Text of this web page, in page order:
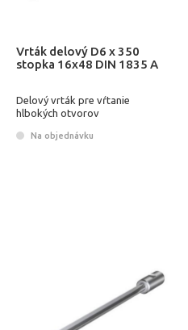
Vrták delový D6 x 350
stopka 16x48 DIN 1835 A
Delový vrták pre vŕtanie
hlbokých otvorov
Na objednávku